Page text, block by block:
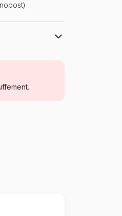
à 48.000